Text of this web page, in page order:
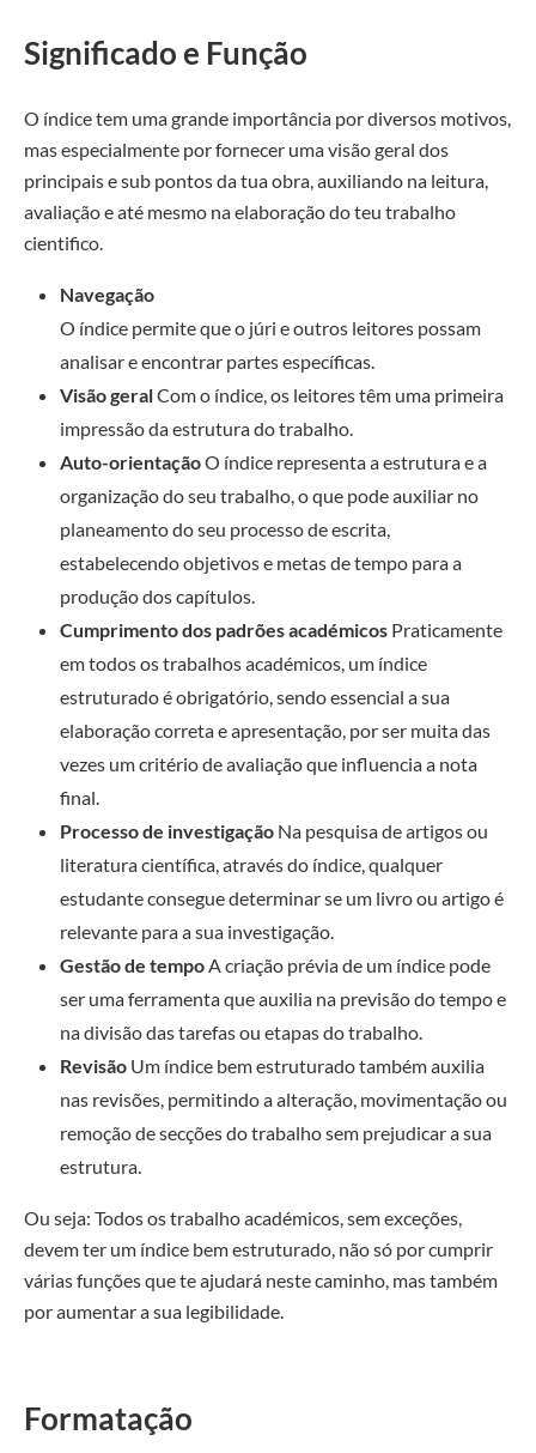
Significado e Função
O índice tem uma grande importância por diversos motivos,
mas especialmente por fornecer uma visão geral dos
principais e sub pontos da tua obra, auxiliando na leitura,
avaliação e até mesmo na elaboração do teu trabalho
cientifico.
Navegação
O índice permite que o júri e outros leitores possam
analisar e encontrar partes específicas.
Visão geralCom o índice, os leitores têm uma primeira
impressão da estrutura do trabalho.
Auto-orientaçãoO índice representa a estrutura e a
organização do seu trabalho, o que pode auxiliar no
planeamento do seu processo de escrita,
estabelecendo objetivos e metas de tempo para a
produção dos capítulos.
Cumprimento dos padrões académicos Praticamente
em todos os trabalhos académicos, um índice
estruturado é obrigatório, sendo essencial a sua
elaboração correta e apresentação, por ser muita das
vezes um critério de avaliação que influencia a nota
final.
Processo de investigação Na pesquisa de artigos ou
literatura científica, através do índice, qualquer
estudante consegue determinar se um livro ou artigo é
relevante para a sua investigação.
Gestão de tempoA criação prévia de um índice pode
ser uma ferramenta que auxilia na previsão do tempo e
na divisão das tarefas ou etapas do trabalho.
Revisão Um índice bem estruturado também auxilia
nas revisões, permitindo a alteração, movimentação ou
remoção de secções do trabalho sem prejudicar a sua
estrutura.
Ou seja: Todos os trabalho académicos, sem exceções,
devem ter um índice bem estruturado, não só por cumprir
várias funções que te ajudará neste caminho, mas também
por aumentar a sua legibilidade.
Formatação